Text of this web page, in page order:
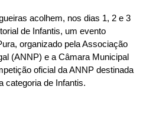
acolhem, nos dias 1, 2 e 3
de Infantis, um evento
organizado pela Associação
(ANNP) e a Câmara Municipal
oficial da ANNP destinada
categoria de Infantis.